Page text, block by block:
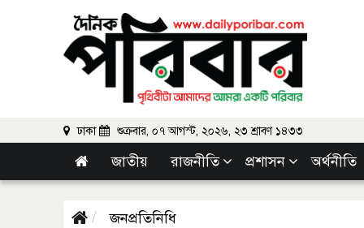
ঢাকা শুক্রবার, ০৭ আগস্ট, ২০২৬, ২৩ শ্রাবণ ১৪৩৩
জাতীয় রাজনীতি প্রশাসন অর্থনীতি
জনপ্রতিনিধি